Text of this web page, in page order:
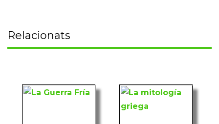
Relacionats